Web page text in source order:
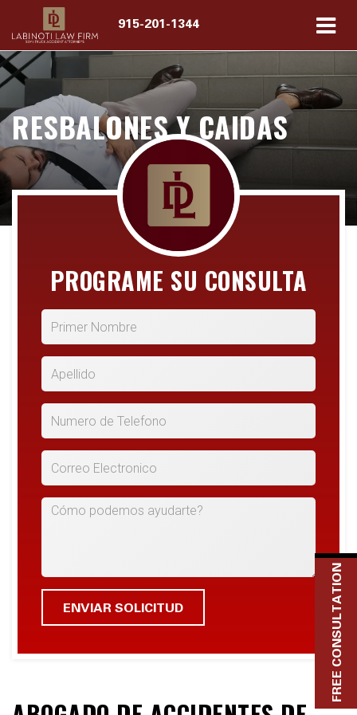
915-201-1344
RESBALONES Y CAIDAS
PROGRAME SU CONSULTA
*Primer Nombre
*Apellido
*Numero de Telefono
*Correo Electronico
Cómo podemos ayudarte?
FREE CONSULTATION